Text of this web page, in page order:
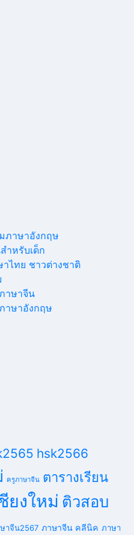
ภาษาอังกฤษ
ำหรับเด็ก
ไทย ชาวต่างชาติ
าษาจีน
าษาอังกฤษ
hsk2566
ครูภาษาจีน ตารางเรียน
ยงใหม่ ติวสอบ
าจีน2567 ภาษาจีน คลีนิค ภาษา